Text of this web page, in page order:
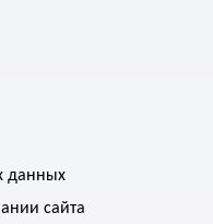
данных
сайта